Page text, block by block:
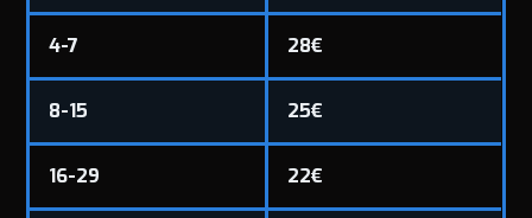
4-7 28€
8-15 25€
16-29 22€